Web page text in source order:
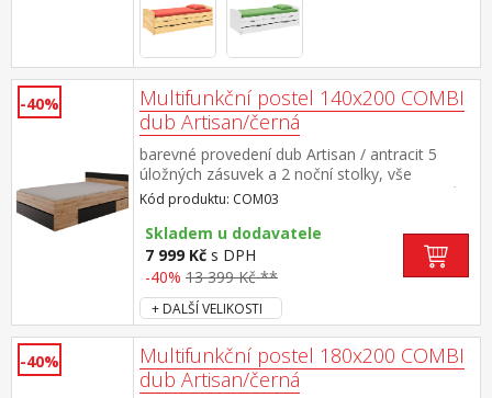
-40%
Multifunkční postel 140x200 COMBI
dub Artisan/černá
barevné provedení dub Artisan / antracit 5
úložných zásuvek a 2 noční stolky, vše
pojízdné na kolečkách rozměr nočních stolků
(š/v/h) 45 × 48 × 23 cm rozměr větší zásuvky
(š/h/v) 139 × 42 × 18 cm rozměr menších
zásuvek (š/h/v) 108 × 62 × 18 cm zásuvky a
noční stolky jsou v ceně, matrace a rošt
nejsou v ceně doporučený rozměr matrace
140 × 200 cm a rošt R3 minimální doporučená
výška matrace je 12 cm maximální nosnosti
zásuvek jsou uvedeny v návodu k montáži
Kód produktu: COM03
Skladem u dodavatele
7 999 Kč s DPH
-40% 13 399 Kč **
+ DALŠÍ VELIKOSTI
-40%
Multifunkční postel 180x200 COMBI
dub Artisan/černá